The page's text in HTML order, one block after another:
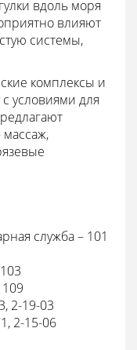
вдоль моря
влияют
системы,
комплексы и
с условиями для
служба – 101
2-19-03
2-15-06